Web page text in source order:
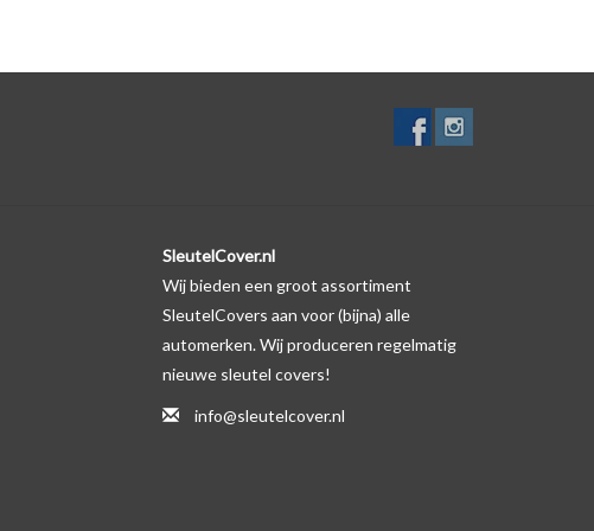
de productfoto te kijken of er een logo zichtbaar is.
SleutelCover.nl
Wij bieden een groot assortiment
SleutelCovers aan voor (bijna) alle
automerken. Wij produceren regelmatig
nieuwe sleutel covers!
info@sleutelcover.nl